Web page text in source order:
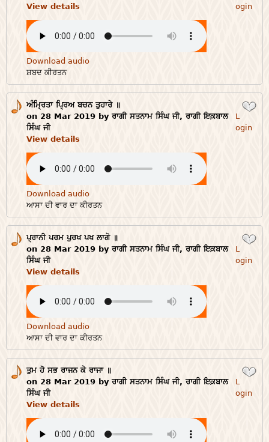
View details
ogin
Download audio
ਸ਼ਬਦ ਕੀਰਤਨ
ਅੰਮ੍ਰਿਤਾ ਪ੍ਰਿਅ ਬਚਨ ਤੁਹਾਰੇ ॥
on 28 Mar 2019 by ਰਾਗੀ ਸਤਨਾਮ ਸਿੰਘ ਜੀ, ਰਾਗੀ ਇਕ਼ਬਾਲ
ਸਿੰਘ ਜੀ
View details
L
ogin
Download audio
ਆਸਾ ਦੀ ਵਾਰ ਦਾ ਕੀਰਤਨ
ਪ੍ਰਾਨੀ ਪਰਮ ਪੁਰਖ ਪਖ ਲਾਗੋ ॥
on 28 Mar 2019 by ਰਾਗੀ ਸਤਨਾਮ ਸਿੰਘ ਜੀ, ਰਾਗੀ ਇਕ਼ਬਾਲ
ਸਿੰਘ ਜੀ
View details
L
ogin
Download audio
ਆਸਾ ਦੀ ਵਾਰ ਦਾ ਕੀਰਤਨ
ਤੁਮ ਹੋ ਸਭ ਰਾਜਨ ਕੇ ਰਾਜਾ ॥
on 28 Mar 2019 by ਰਾਗੀ ਸਤਨਾਮ ਸਿੰਘ ਜੀ, ਰਾਗੀ ਇਕ਼ਬਾਲ
ਸਿੰਘ ਜੀ
View details
L
ogin